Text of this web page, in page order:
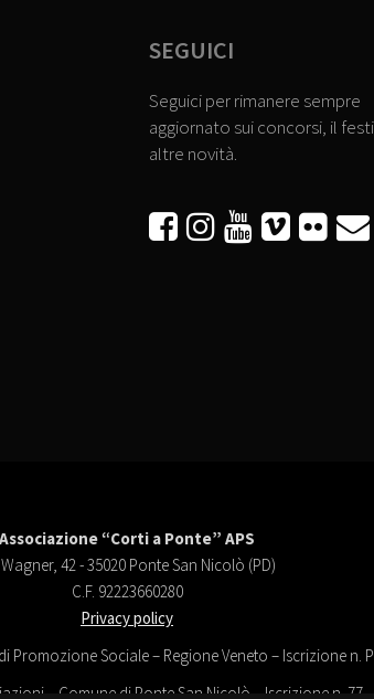
SEGUICI
Seguici per rimanere sempre
aggiornato sui concorsi, il
altre novità.
     
Associazione “Corti a Ponte” APS
42 - 35020 Ponte San Nicolò (PD)
C.F. 92223660280
Privacy policy
Promozione Sociale – Regione Veneto – Iscrizione n.
– Comune di Ponte San Nicolò – Iscrizione n. 77